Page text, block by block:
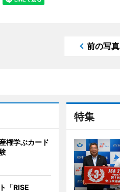
前の写真
特集
権学ぶカード
「RISE